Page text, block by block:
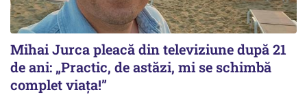
Mihai Jurca pleacă din televiziune după 21
de ani: „Practic, de astăzi, mi se schimbă
complet viața!”